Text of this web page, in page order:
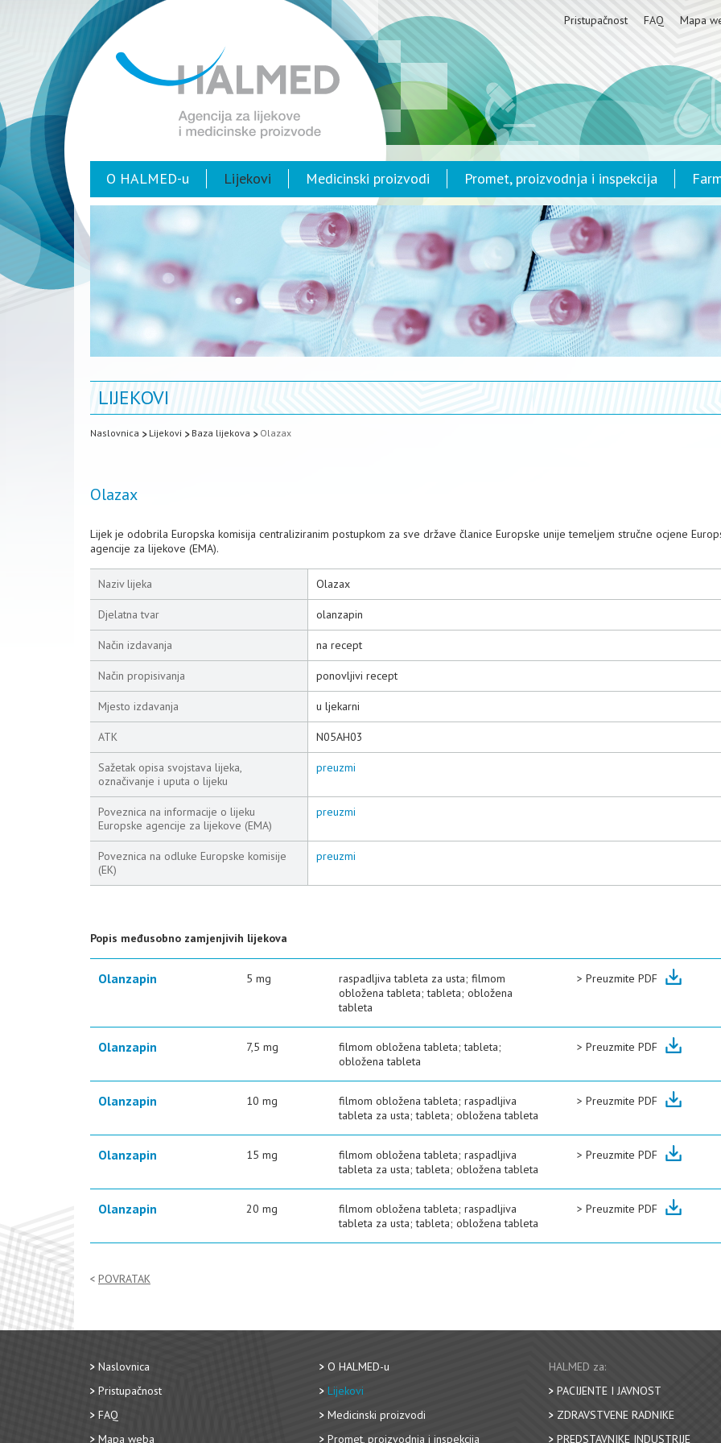
Pristupačnost FAQ Mapa
O HALMED-u Lijekovi Medicinski proizvodi Promet, proizvodnja i inspekcija
LIJEKOVI
Naslovnica Lijekovi Baza lijekova Olazax
Olazax
Lijek je odobrila Europska komisija centraliziranim postupkom za sve države članice Europske unije temeljem stručne ocjene
agencije za lijekove (EMA).
Naziv lijeka Olazax
Djelatna tvar olanzapin
Način izdavanja na recept
Način propisivanja ponovljivi recept
Mjesto izdavanja u ljekarni
ATK N05AH03
Sažetak opisa svojstava lijeka,
označivanje i uputa o lijeku
preuzmi
Poveznica na informacije o lijeku
Europske agencije za lijekove (EMA)
preuzmi
Poveznica na odluke Europske komisije
(EK)
preuzmi
Popis međusobno zamjenjivih lijekova
Olanzapin 5 mg
raspadljiva tableta za usta; filmom
obložena tableta; tableta; obložena
tableta
> Preuzmite PDF
Olanzapin 7,5 mg
filmom obložena tableta; tableta;
obložena tableta
> Preuzmite PDF
Olanzapin 10 mg
filmom obložena tableta; raspadljiva
tableta za usta; tableta; obložena tableta
> Preuzmite PDF
Olanzapin 15 mg
filmom obložena tableta; raspadljiva
tableta za usta; tableta; obložena tableta
> Preuzmite PDF
Olanzapin 20 mg
filmom obložena tableta; raspadljiva
tableta za usta; tableta; obložena tableta
> Preuzmite PDF
POVRATAK
Naslovnica
Pristupačnost
FAQ
Mapa weba
O HALMED-u
Lijekovi
Medicinski proizvodi
Promet, proizvodnja i inspekcija
HALMED za:
PACIJENTE I JAVNOST
ZDRAVSTVENE RADNIKE
PREDSTAVNIKE INDUSTRIJE